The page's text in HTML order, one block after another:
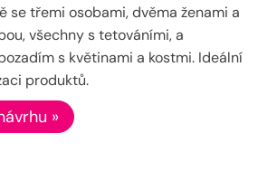
se třemi osobami, dvěma ženami a
všechny s tetováními, a
s květinami a kostmi. Ideální
produktů.
»